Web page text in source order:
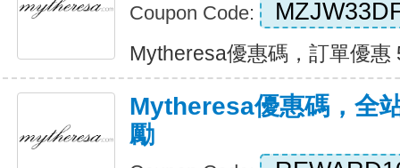
Coupon Code:
Mytheresa優惠碼，訂單優惠
Mytheresa優惠碼，全
勵